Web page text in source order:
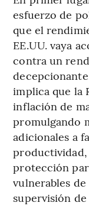
esfuerzo de
que el
EE.UU. vaya
contra un
implica que la
inflación de
promulgando
adicionales a
protección
vulnerables
supervisión